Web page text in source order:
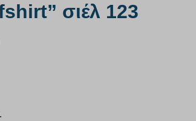
σιέλ 123